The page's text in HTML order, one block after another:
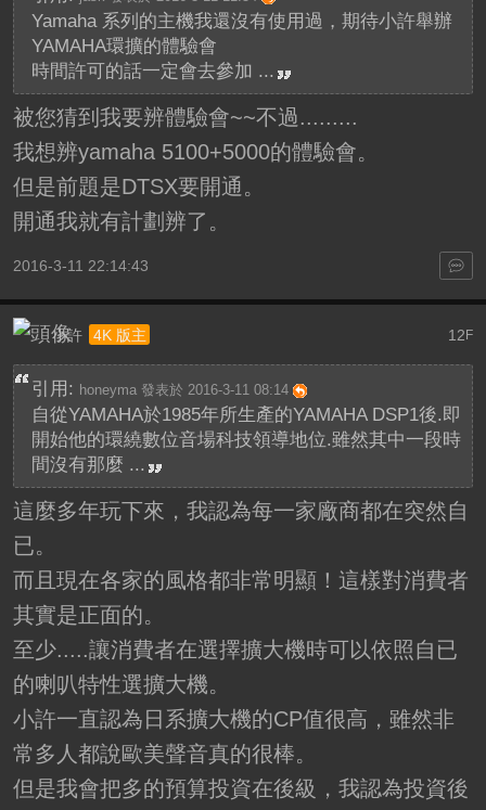
Yamaha 系列的主機我還沒有使用過，期待小許舉辦
YAMAHA環擴的體驗會
時間許可的話一定會去參加 ...
被您猜到我要辨體驗會~~不過.........
我想辨yamaha 5100+5000的體驗會。
但是前題是DTSX要開通。
開通我就有計劃辨了。
2016-3-11 22:14:43
12F
小許 4K 版主
引用: honeyma 發表於 2016-3-11 08:14
自從YAMAHA於1985年所生產的YAMAHA DSP1後.即
開始他的環繞數位音場科技領導地位.雖然其中一段時
間沒有那麼 ...
這麼多年玩下來，我認為每一家廠商都在突然自
已。
而且現在各家的風格都非常明顯！這樣對消費者
其實是正面的。
至少.....讓消費者在選擇擴大機時可以依照自已
的喇叭特性選擴大機。
小許一直認為日系擴大機的CP值很高，雖然非
常多人都說歐美聲音真的很棒。
但是我會把多的預算投資在後級，我認為投資後